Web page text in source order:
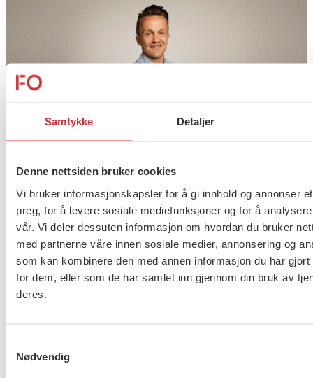
Samtykke Detaljer
Denne nettsiden bruker cookies
Vi bruker informasjonskapsler for å gi innhold og annonser
preg, for å levere sosiale mediefunksjoner og for å
vår. Vi deler dessuten informasjon om hvordan du bruker
med partnerne våre innen sosiale medier, annonsering og
som kan kombinere den med annen informasjon du har gjort
for dem, eller som de har samlet inn gjennom din bruk av
deres.
Nødvendig
Ny tariffavtale for KA,
organisasjonsdelen
Ny tariffavtale og gode generelle tillegg for alle KA
ansatte som omfattes av organisasjonsavtalen.
Saken kommer
Ikke fått SMS?